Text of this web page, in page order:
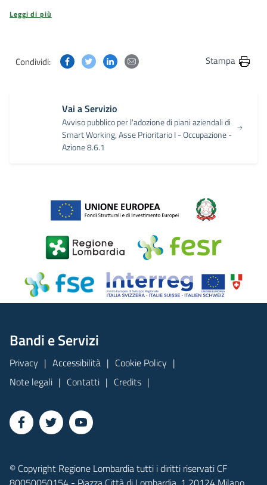
Leggi di più
Condividi: Condividi questa pagina su Facebook
Condividi questa pagina su Twitter
Condividi questa pagina su Linkedin
Condividi questa pagina via
Stampa
Vai a Servizio
Avviso pubblico per l'adozione di piani aziendali di
Smart Working, Asse Prioritario I - Occupazione -
Azione 8.6.1
Bandi e Servizi
Privacy Accessibilità
Cookie Policy
Note legali
Contatti Credits
© Copyright Regione Lombardia tutti i diritti riservati CF